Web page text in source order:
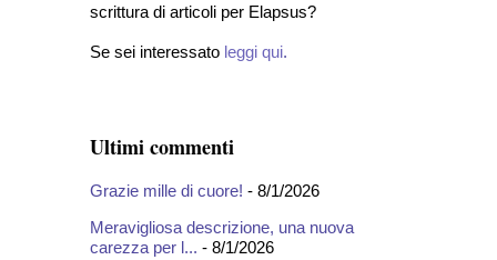
scrittura di articoli per Elapsus?
Se sei interessato leggi qui.
Ultimi commenti
Grazie mille di cuore! - 8/1/2026
Meravigliosa descrizione, una nuova
carezza per l... - 8/1/2026